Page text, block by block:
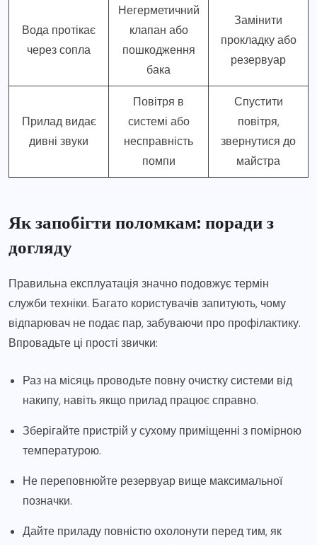
Вода протікає
через сопла
Негерметичний
клапан або
пошкодження
бака
Замінити
прокладку або
резервуар
Прилад видає
дивні звуки
Повітря в
системі або
несправність
помпи
Спустити
повітря,
звернутися до
майстра
Як запобігти поломкам: поради з
догляду
Правильна експлуатація значно подовжує термін
служби техніки. Багато користувачів запитують, чому
відпарювач не подає пар, забуваючи про профілактику.
Впровадьте ці прості звички:
Раз на місяць проводьте повну очистку системи від
накипу, навіть якщо прилад працює справно.
Зберігайте пристрій у сухому приміщенні з помірною
температурою.
Не переповнюйте резервуар вище максимальної
позначки.
Дайте приладу повністю охолонути перед тим, як